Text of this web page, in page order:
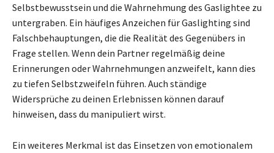
Selbstbewusstsein und die Wahrnehmung des Gaslightee zu
untergraben. Ein häufiges Anzeichen für Gaslighting sind
Falschbehauptungen, die die Realität des Gegenübers in
Frage stellen. Wenn dein Partner regelmäßig deine
Erinnerungen oder Wahrnehmungen anzweifelt, kann dies
zu tiefen Selbstzweifeln führen. Auch ständige
Widersprüche zu deinen Erlebnissen können darauf
hinweisen, dass du manipuliert wirst.
Ein weiteres Merkmal ist das Einsetzen von emotionalem